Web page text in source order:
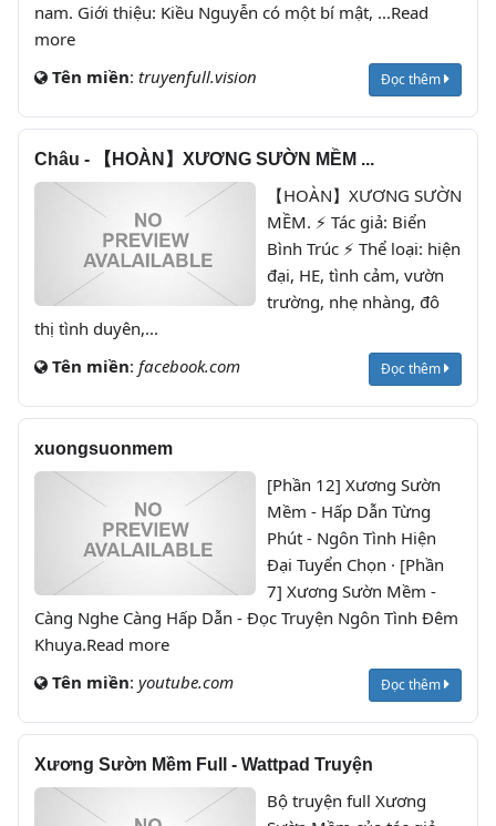
nam. Giới thiệu: Kiều Nguyễn có một bí mật, ...Read
more
Tên miền: truyenfull.vision Đọc thêm
Châu - 【HOÀN】XƯƠNG SƯỜN MỀM ...
【HOÀN】XƯƠNG SƯỜN
MỀM. ⚡ Tác giả: Biển
Bình Trúc ⚡ Thể loại: hiện
đại, HE, tình cảm, vườn
trường, nhẹ nhàng, đô
thị tình duyên,...
Tên miền: facebook.com Đọc thêm
xuongsuonmem
[Phần 12] Xương Sườn
Mềm - Hấp Dẫn Từng
Phút - Ngôn Tình Hiện
Đại Tuyển Chọn · [Phần
7] Xương Sườn Mềm -
Càng Nghe Càng Hấp Dẫn - Đọc Truyện Ngôn Tình Đêm
Khuya.Read more
Tên miền: youtube.com Đọc thêm
Xương Sườn Mềm Full - Wattpad Truyện
Bộ truyện full Xương